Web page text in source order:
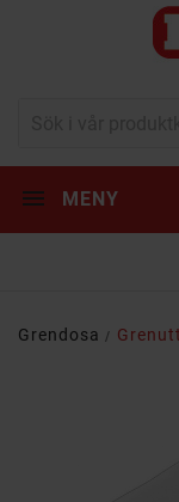
MENY
Grendosa